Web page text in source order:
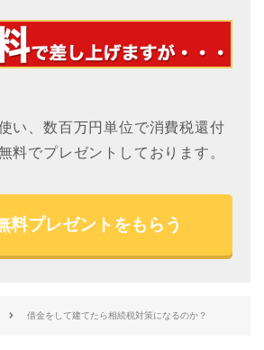
い、数百万円単位で消費税還付
料でプレゼントしております。
料プレゼントをもらう
借金をして建てたら相続税対策になるのか？